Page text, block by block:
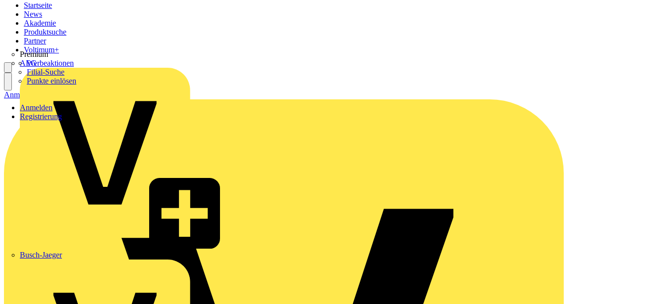
Startseite
News
Akademie
Produktsuche
Partner
Premium
AEG
Busch-Jaeger
Voltimum+
Werbeaktionen
Filial-Suche
Punkte einlösen
Anmelden
Registrierung
Anmelden